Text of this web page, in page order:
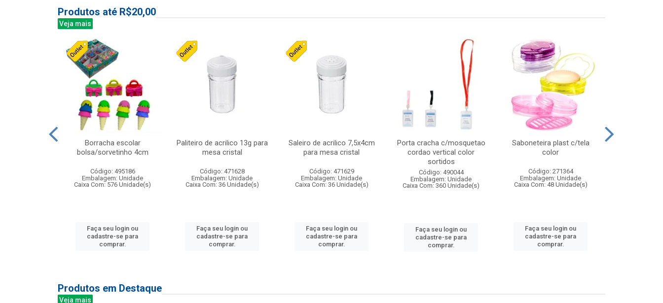
Produtos até R$20,00
Veja mais
Borracha escolar
bolsa/sorvetinho 4cm
Código: 495186
Embalagem: Unidade
Caixa Com: 576 Unidade(s)
Faça seu login ou
cadastre-se para
comprar.
Paliteiro de acrilico 13g para
mesa cristal
Código: 471628
Embalagem: Unidade
Caixa Com: 36 Unidade(s)
Faça seu login ou
cadastre-se para
comprar.
Saleiro de acrilico 7,5x4cm
para mesa cristal
Código: 471629
Embalagem: Unidade
Caixa Com: 36 Unidade(s)
Faça seu login ou
cadastre-se para
comprar.
Porta cracha c/mosquetao
cordao vertical color
sortidos
Código: 490044
Embalagem: Unidade
Caixa Com: 360 Unidade(s)
Faça seu login ou
cadastre-se para
comprar.
Saboneteira plast c/tela
color
Código: 271364
Embalagem: Unidade
Caixa Com: 48 Unidade(s)
Faça seu login ou
cadastre-se para
comprar.
Produtos em Destaque
Veja mais